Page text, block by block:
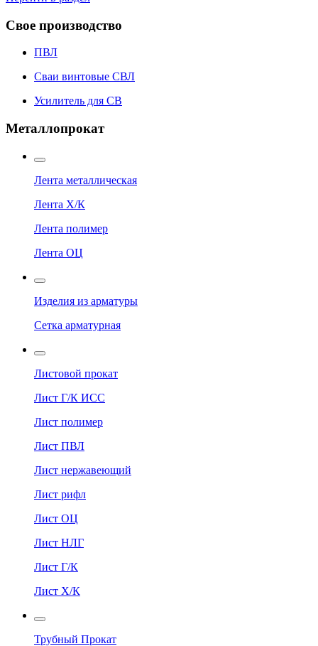
Свое производство
ПВЛ
Сваи винтовые СВЛ
Усилитель для СВ
Металлопрокат
Лента металлическая
Лента Х/К
Лента полимер
Лента ОЦ
Изделия из арматуры
Сетка арматурная
Листовой прокат
Лист Г/К ИСС
Лист полимер
Лист ПВЛ
Лист нержавеющий
Лист рифл
Лист ОЦ
Лист НЛГ
Лист Г/К
Лист Х/К
Трубный Прокат